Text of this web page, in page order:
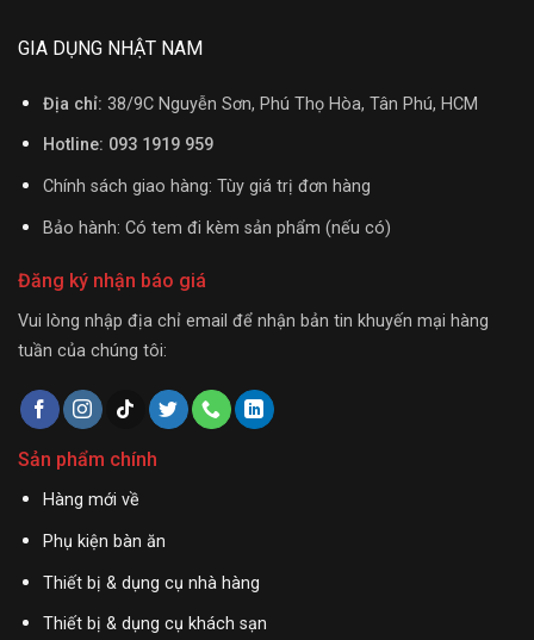
GIA DỤNG NHẬT NAM
Địa chỉ: 38/9C Nguyễn Sơn, Phú Thọ Hòa, Tân Phú, HCM
Hotline: 093 1919 959
Chính sách giao hàng: Tùy giá trị đơn hàng
Bảo hành: Có tem đi kèm sản phẩm (nếu có)
Đăng ký nhận báo giá
Vui lòng nhập địa chỉ email để nhận bản tin khuyến mại hàng
tuần của chúng tôi:
Sản phẩm chính
Hàng mới về
Phụ kiện bàn ăn
Thiết bị & dụng cụ nhà hàng
Thiết bị & dụng cụ khách sạn